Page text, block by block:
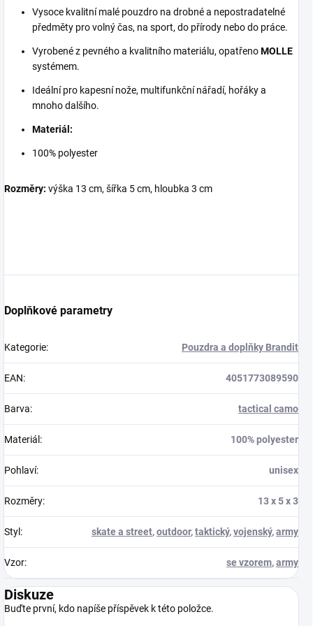
Vysoce kvalitní malé pouzdro na drobné a nepostradatelné
předměty pro volný čas, na sport, do přírody nebo do práce.
Vyrobené z pevného a kvalitního materiálu, opatřenoMOLLE
systémem.
Ideální pro kapesní nože, multifunkční nářadí, hořáky a
mnoho dalšího.
Materiál:
100% polyester
Rozměry: výška 13 cm, šířka 5 cm, hloubka 3 cm
Doplňkové parametry
Kategorie: Pouzdra a doplňky Brandit
EAN: 4051773089590
Barva: tactical camo
Materiál : 100% polyester
Pohlaví: unisex
Rozměry: 13 x 5 x 3
Styl : skate a street,outdoor,taktický,vojenský,army
Vzor: se vzorem,army
Diskuze
Buďte první, kdo napíše příspěvek k této položce.